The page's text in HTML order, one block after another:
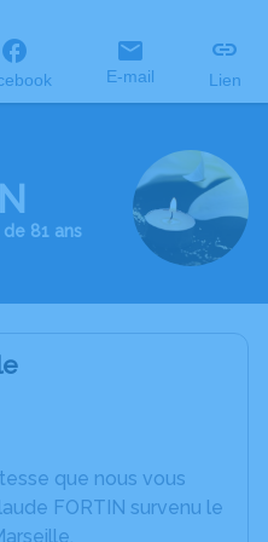
E-mail Lien
81 ans
que nous vous
FORTIN survenu le